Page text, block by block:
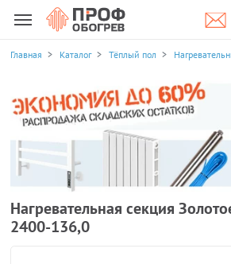
Главная Каталог Тёплый пол
Нагревательная секция
2400-136,0